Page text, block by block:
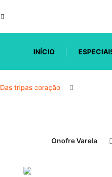
INÍCIO
Das tripas coração
Onofre Varela